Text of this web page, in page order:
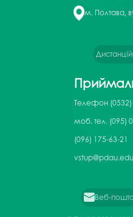
м. Полтава,
Телефон
моб. тел. (095)
(096) 175-63-21
Веб-